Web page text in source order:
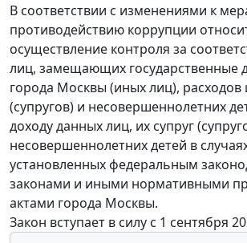
В соответствии с изменениями к
противодействию коррупции
осуществление контроля за
лиц, замещающих государственные
города Москвы (иных лиц), расходов
(супругов) и несовершеннолетних
доходу данных лиц, их супруг
несовершеннолетних детей в
установленных федеральным
законами и иными нормативными
актами города Москвы.
Закон вступает в силу с 1 сентября